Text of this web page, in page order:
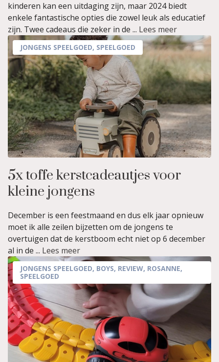
kinderen kan een uitdaging zijn, maar 2024 biedt
enkele fantastische opties die zowel leuk als educatief
zijn. Twee cadeaus die zeker in de ... Lees meer
JONGENS SPEELGOED, SPEELGOED
5x toffe kerstcadeautjes voor
kleine jongens
December is een feestmaand en dus elk jaar opnieuw
moet ik alle zeilen bijzetten om de jongens te
overtuigen dat de kerstboom echt niet op 6 december
al in de ... Lees meer
JONGENS SPEELGOED, BOYS, REVIEW, ROSANNE,
SPEELGOED